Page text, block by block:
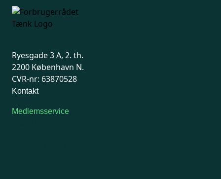
Ryesgade 3 A, 2. th.
2200 København N.
CVR-nr: 63870528
Kontakt
Medlemsservice